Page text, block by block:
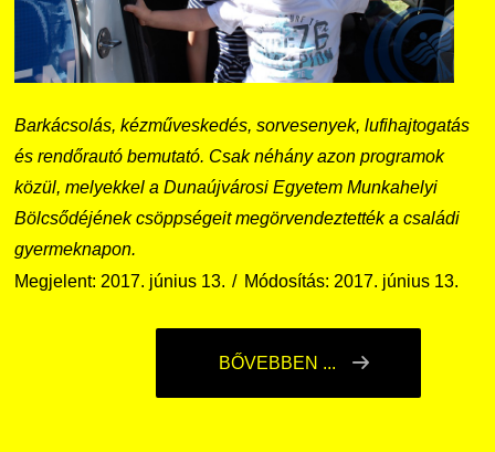
Barkácsolás, kézműveskedés, sorvesenyek, lufihajtogatás
és rendőrautó bemutató. Csak néhány azon programok
közül, melyekkel a Dunaújvárosi Egyetem Munkahelyi
Bölcsődéjének csöppségeit megörvendeztették a családi
gyermeknapon.
Megjelent: 2017. június 13.
Módosítás: 2017. június 13.
BŐVEBBEN ...